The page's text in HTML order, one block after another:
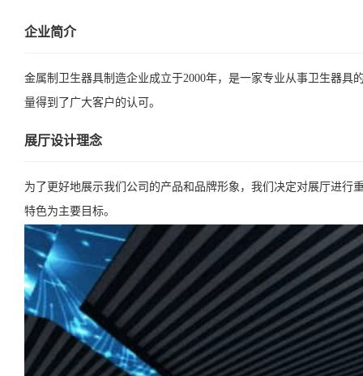
企业简介
金属制卫生器具制造企业成立于2000年，是一家专业从事卫生器
量得到了广大客户的认可。
展厅设计理念
为了更好地展示我们公司的产品和品牌形象，我们决定对展厅进行
特色为主要目标。